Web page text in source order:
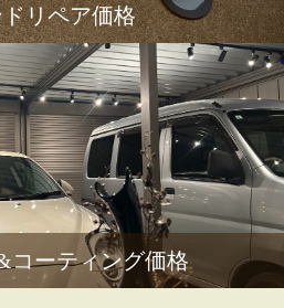
リペア価格
コーティング価格